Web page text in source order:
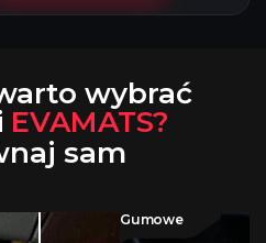
wybrać
EVAMATS?
sam
Gumowe